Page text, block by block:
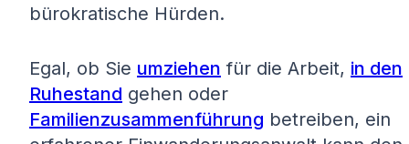
bürokratische Hürden.
Egal, ob Sie umziehen für die Arbeit, in den
Ruhestand gehen oder
Familienzusammenführung betreiben, ein